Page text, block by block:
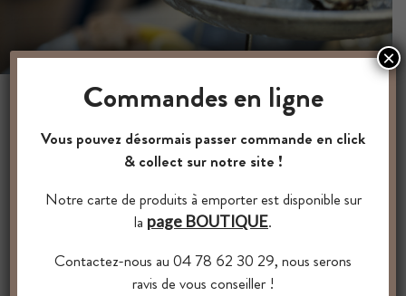
OYSTERS CHOICE
Discover a seafood choice unique in Lyon with
more than fifteen varieties of oysters and shellfish
selected from the best producers of our coasts.
Commandes en ligne
Vous pouvez désormais passer commande en click
& collect sur notre site !
Notre carte de produits à emporter est disponible sur
la page BOUTIQUE.
Contactez-nous au 04 78 62 30 29, nous serons
ravis de vous conseiller !
×